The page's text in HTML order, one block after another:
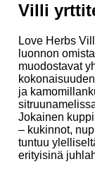
Villi
Love Herbs
luonnon
muodostavat
ja
Jokainen
– kukinnot,
tuntuu
erityisinä